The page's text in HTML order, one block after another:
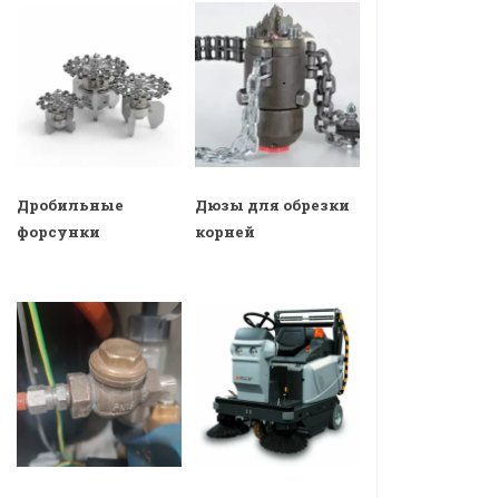
Дробильные
форсунки
Дюзы для обрезки
корней